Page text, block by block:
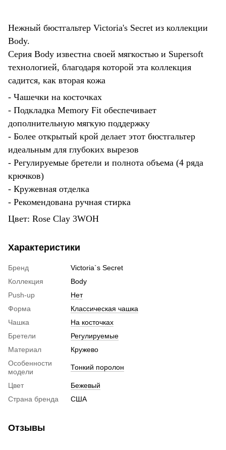
Нежный бюстгальтер Victoria's Secret из коллекции
Body.
Серия Body известна своей мягкостью и Supersoft
технологией, благодаря которой эта коллекция
садится, как вторая кожа
- Чашечки на косточках
- Подкладка Memory Fit обеспечивает
дополнительную мягкую поддержку
- Более открытый крой делает этот бюстгальтер
идеальным для глубоких вырезов
- Регулируемые бретели и полнота объема (4 ряда
крючков)
- Кружевная отделка
- Рекомендована ручная стирка
Цвет: Rose Clay 3WOH
Характеристики
Бренд
Victoria`s Secret
Коллекция
Body
Push-up
Нет
Форма
Классическая чашка
Чашка
На косточках
Бретели
Регулируемые
Материал
Кружево
Особенности
модели
Тонкий поролон
Цвет
Бежевый
Страна бренда
США
Отзывы